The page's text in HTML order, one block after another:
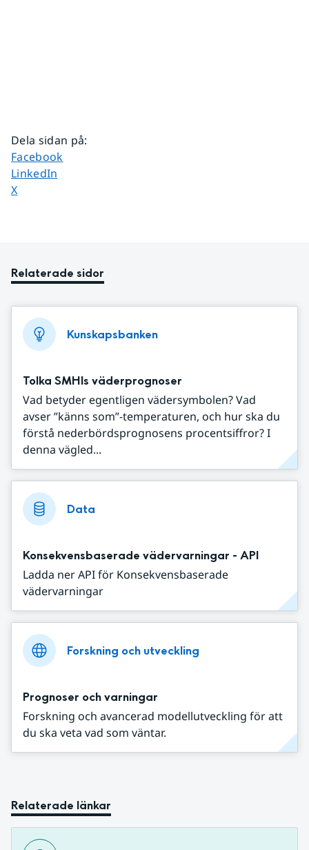
Dela sidan på:
Dela sidan på
Facebook
Dela sidan på
LinkedIn
Dela sidan på
X
Relaterade sidor
Kunskapsbanken
Tolka SMHIs väderprognoser
Vad betyder egentligen vädersymbolen? Vad
avser ”känns som”-temperaturen, och hur ska du
förstå nederbördsprognosens procentsiffror? I
denna vägled...
Data
Konsekvensbaserade vädervarningar - API
Ladda ner API för Konsekvensbaserade
vädervarningar
Forskning och utveckling
Prognoser och varningar
Forskning och avancerad modellutveckling för att
du ska veta vad som väntar.
Relaterade länkar